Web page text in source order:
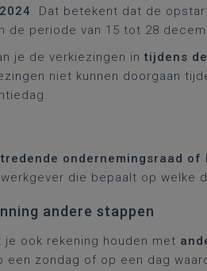
. Dat betekent dat de
de periode van 15 tot 28
je de verkiezingen intijdens
niet kunnen doorgaan
ondernemingsraad of
die bepaalt op welke
andere stappen
je ook rekening houden met
een zondag of op een dag